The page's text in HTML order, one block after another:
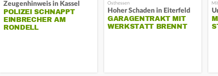
Zeugenhinweis in Kassel
POLIZEI SCHNAPPT
EINBRECHER AM
RONDELL
Hoher Schaden in Eiterfeld
GARAGENTRAKT MIT
WERKSTATT BRENNT